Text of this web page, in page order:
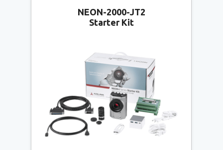
NEON-2000-JT2
Starter Kit